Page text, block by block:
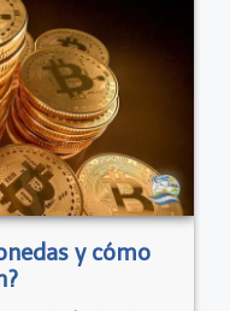
y cómo